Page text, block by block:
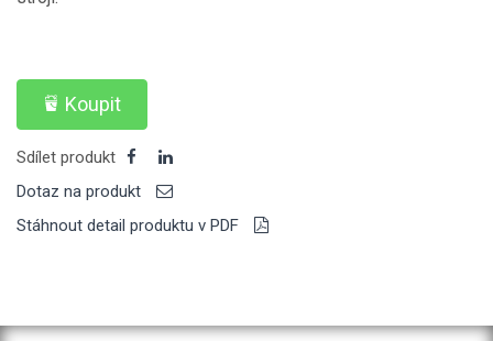
Koupit
Sdílet produkt
Dotaz na produkt
Stáhnout detail produktu v PDF